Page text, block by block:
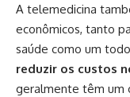
A telemedicina
econômicos, tanto
saúde como um
reduzir os custos
geralmente têm um